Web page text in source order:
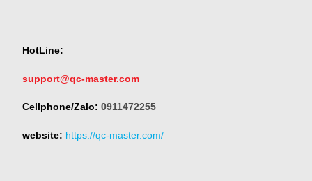
HotLine:
support@qc-master.com
Cellphone/Zalo: 0911472255
website: https://qc-master.com/